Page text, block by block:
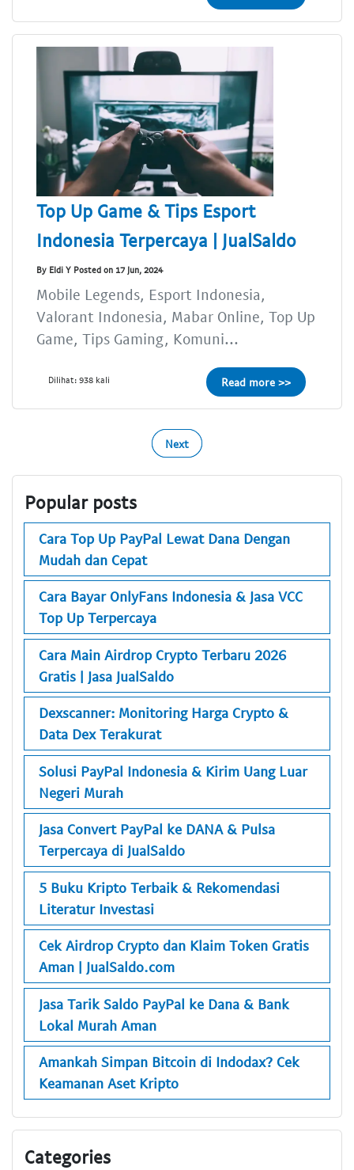
Top Up Game & Tips Esport
Indonesia Terpercaya | JualSaldo
By Eldi Y Posted on 17 Jun, 2024
Mobile Legends, Esport Indonesia,
Valorant Indonesia, Mabar Online, Top Up
Game, Tips Gaming, Komuni...
Dilihat: 938 kali Read more >>
Next
Popular posts
Cara Top Up PayPal Lewat Dana Dengan
Mudah dan Cepat
Cara Bayar OnlyFans Indonesia & Jasa VCC
Top Up Terpercaya
Cara Main Airdrop Crypto Terbaru 2026
Gratis | Jasa JualSaldo
Dexscanner: Monitoring Harga Crypto &
Data Dex Terakurat
Solusi PayPal Indonesia & Kirim Uang Luar
Negeri Murah
Jasa Convert PayPal ke DANA & Pulsa
Terpercaya di JualSaldo
5 Buku Kripto Terbaik & Rekomendasi
Literatur Investasi
Cek Airdrop Crypto dan Klaim Token Gratis
Aman | JualSaldo.com
Jasa Tarik Saldo PayPal ke Dana & Bank
Lokal Murah Aman
Amankah Simpan Bitcoin di Indodax? Cek
Keamanan Aset Kripto
Categories